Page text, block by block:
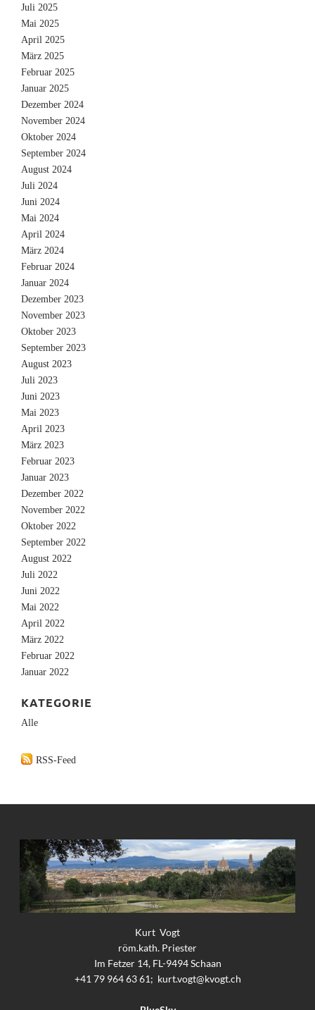
Juli 2025
Mai 2025
April 2025
März 2025
Februar 2025
Januar 2025
Dezember 2024
November 2024
Oktober 2024
September 2024
August 2024
Juli 2024
Juni 2024
Mai 2024
April 2024
März 2024
Februar 2024
Januar 2024
Dezember 2023
November 2023
Oktober 2023
September 2023
August 2023
Juli 2023
Juni 2023
Mai 2023
April 2023
März 2023
Februar 2023
Januar 2023
Dezember 2022
November 2022
Oktober 2022
September 2022
August 2022
Juli 2022
Juni 2022
Mai 2022
April 2022
März 2022
Februar 2022
Januar 2022
KATEGORIE
Alle
RSS-Feed
Kurt Vogt
röm.kath. Priester
Im Fetzer 14, FL-9494 Schaan
+41 79 964 63 61; kurt.vogt@kvogt.ch